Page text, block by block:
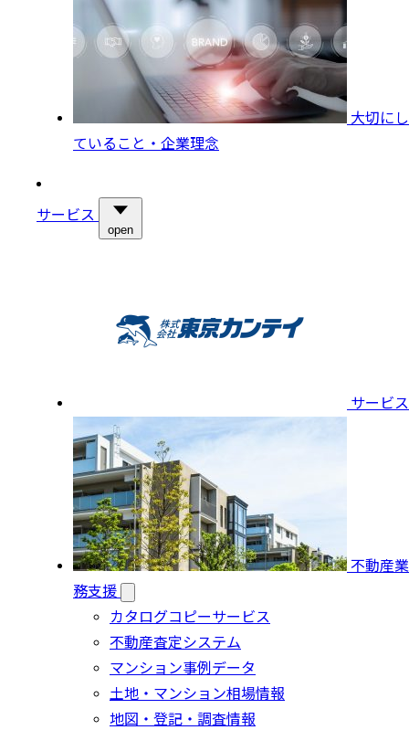
大切にし
ていること・企業理念
サービス
open
サービス
不動産業
務支援
カタログコピーサービス
不動産査定システム
マンション事例データ
土地・マンション相場情報
地図・登記・調査情報